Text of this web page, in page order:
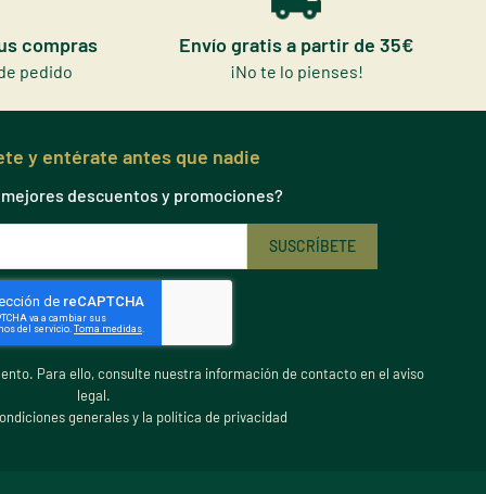
compras
pedido
Envío gratis a partir de 35€
¡No te lo pienses!
y entérate antes que nadie
descuentos y promociones?
Para ello, consulte nuestra información de contacto en el aviso
legal.
generales y la política de privacidad